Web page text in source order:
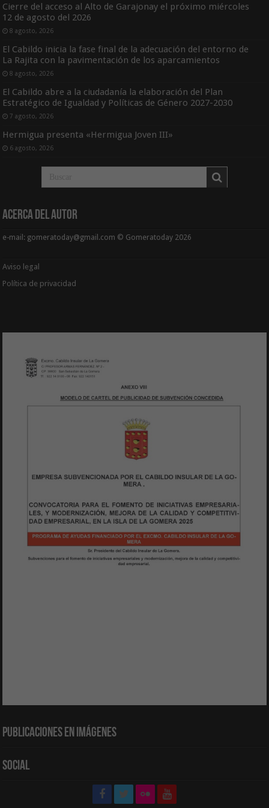
Cierre del acceso al Alto de Garajonay el próximo miércoles
12 de agosto del 2026
8 agosto, 2026
El Cabildo inicia la fase final de la adecuación del entorno de
La Rajita con la pavimentación de los aparcamientos
8 agosto, 2026
El Cabildo abre a la ciudadanía la elaboración del Plan
Estratégico de Igualdad y Políticas de Género 2027-2030
7 agosto, 2026
Hermigua presenta «Hermigua Joven III»
6 agosto, 2026
Acerca del Autor
e-mail: gomeratoday@gmail.com © Gomeratoday 2026
Aviso legal
Política de privacidad
Publicaciones en Imágenes
Social